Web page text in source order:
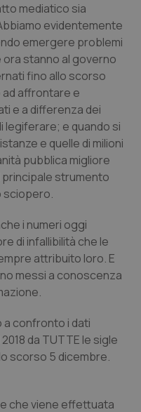
mediatico sia
evidentemente
emergere problemi
stanno al governo
fino allo scorso
affrontare e
e a differenza dei
legiferare; e quando si
e quelle di milioni
pubblica migliore
principale strumento
sciopero.
i numeri oggi
di infallibilità che le
attribuito loro. E
messi a conoscenza
a confronto i dati
da TUTTE le sigle
scorso 5 dicembre.
che viene effettuata